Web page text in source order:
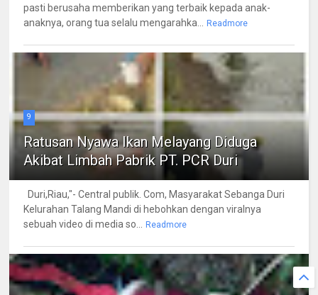
pasti berusaha memberikan yang terbaik kepada anak-
anaknya, orang tua selalu mengarahka...
Readmore
9
Ratusan Nyawa Ikan Melayang Diduga
Akibat Limbah Pabrik PT. PCR Duri
Duri,Riau,"- Central publik. Com, Masyarakat Sebanga Duri
Kelurahan Talang Mandi di hebohkan dengan viralnya
sebuah video di media so...
Readmore